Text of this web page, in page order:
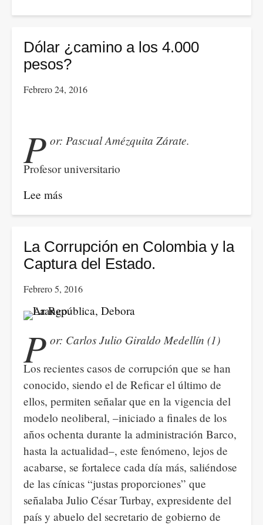
Metro
Bogotá:
las
de
Dólar ¿camino a los 4.000
pesos?
Febrero 24, 2016
P or: Pascual Amézquita Zárate.
Profesor universitario
Lee más
Dólar
a
los
pesos?
La Corrupción en Colombia y la
Captura del Estado.
Febrero 5, 2016
P or: Carlos Julio Giraldo Medellín (1)
Los recientes casos de corrupción que se han
conocido, siendo el de Reficar el último de
ellos, permiten señalar que en la vigencia del
modelo neoliberal, –iniciado a finales de los
años ochenta durante la administración Barco,
hasta la actualidad–, este fenómeno, lejos de
acabarse, se fortalece cada día más, saliéndose
de las cínicas “justas proporciones” que
señalaba Julio César Turbay, expresidente del
país y abuelo del secretario de gobierno de